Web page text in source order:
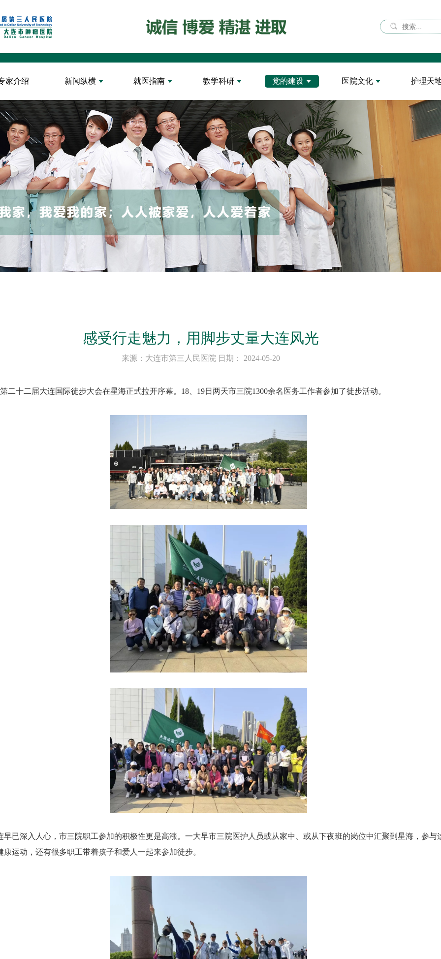
家介绍 新闻纵横 就医指南 教学科研 党的建设 医院文化 护理天
感受行走魅力，用脚步丈量大连风光
来源：大连市第三人民医院 日期： 2024-05-20
二十二届大连国际徒步大会在星海正式拉开序幕。18、19日两天市三院1300余名医务工作者参加了徒步活动。
早已深入人心，市三院职工参加的积极性更是高涨。一大早市三院医护人员或从家中、或从下夜班的岗位中汇聚到星海，参与
康运动，还有很多职工带着孩子和爱人一起来参加徒步。